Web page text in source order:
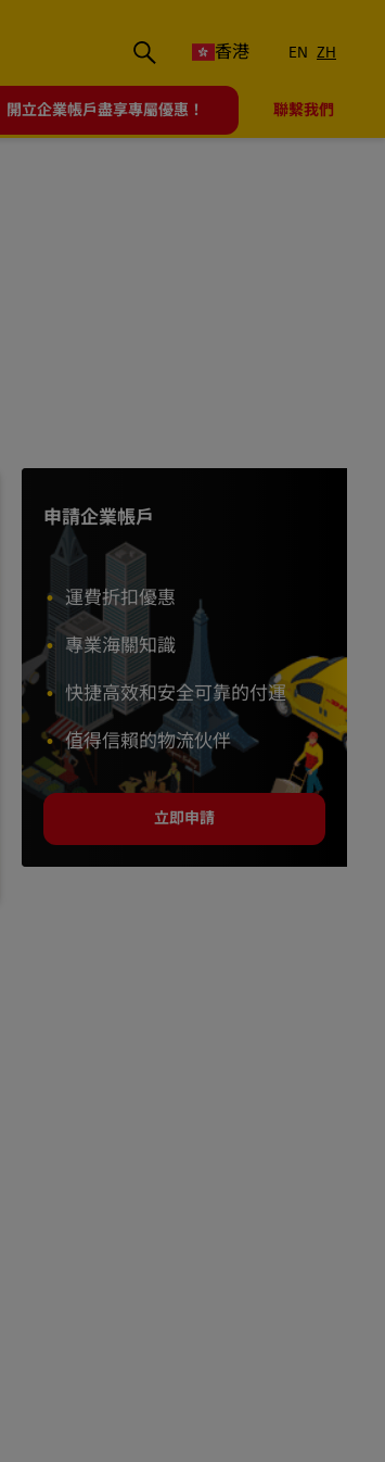
香港 EN ZH
開立企業帳戶盡享專屬優惠！ 聯繫我們
申請企業帳戶
運費折扣優惠
專業海關知識
快捷高效和安全可靠的付運
值得信賴的物流伙伴
立即申請